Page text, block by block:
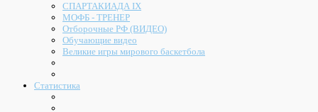
СПАРТАКИАДА IX
МОФБ - ТРЕНЕР
Отборочные РФ (ВИДЕО)
Обучающие видео
Великие игры мирового баскетбола
Статистика